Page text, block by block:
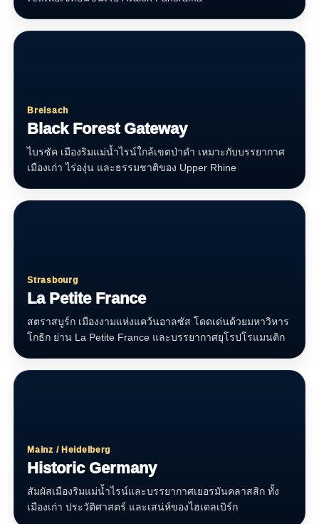
Breisach
Black Forest Gateway
ไบรซัค เมืองริมแม่น้ำไรน์ใกล้เขตป่าดำ เหมาะกับบรรยากาศ
เมืองเก่า ไร่องุ่น และธรรมชาติของ Upper Rhine
Strasbourg
La Petite France
สตราสบูร์ก เมืองงามแห่งแคว้นอาลซัส โดดเด่นด้วยมหาวิหาร
โกธิก ย่าน La Petite France และบรรยากาศยุโรปโรแมนติก
Mainz / Heidelberg
Historic Germany
สัมผัสเมืองริมแม่น้ำไรน์และบรรยากาศเยอรมันคลาสสิก ทั้ง
เมืองเก่า ประวัติศาสตร์ และเสน่ห์ของไฮเดลเบิร์ก